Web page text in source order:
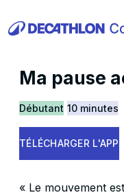
Ma pause
Débutant 10 minutes
TÉLÉCHARGER L'APP
« Le mouvement